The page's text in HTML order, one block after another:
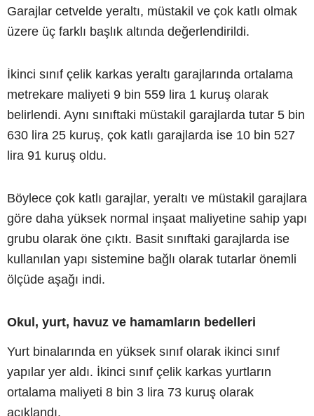
Garajlar cetvelde yeraltı, müstakil ve çok katlı olmak
üzere üç farklı başlık altında değerlendirildi.
İkinci sınıf çelik karkas yeraltı garajlarında ortalama
metrekare maliyeti 9 bin 559 lira 1 kuruş olarak
belirlendi. Aynı sınıftaki müstakil garajlarda tutar 5 bin
630 lira 25 kuruş, çok katlı garajlarda ise 10 bin 527
lira 91 kuruş oldu.
Böylece çok katlı garajlar, yeraltı ve müstakil garajlara
göre daha yüksek normal inşaat maliyetine sahip yapı
grubu olarak öne çıktı. Basit sınıftaki garajlarda ise
kullanılan yapı sistemine bağlı olarak tutarlar önemli
ölçüde aşağı indi.
Okul, yurt, havuz ve hamamların bedelleri
Yurt binalarında en yüksek sınıf olarak ikinci sınıf
yapılar yer aldı. İkinci sınıf çelik karkas yurtların
ortalama maliyeti 8 bin 3 lira 73 kuruş olarak
açıklandı.